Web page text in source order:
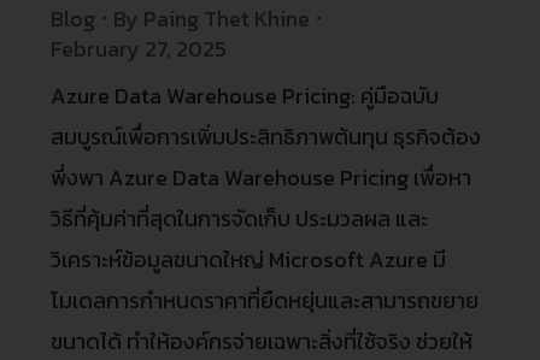
Blog By Paing Thet Khine
February 27, 2025
Azure Data Warehouse Pricing: คู่มือฉบับ
สมบูรณ์เพื่อการเพิ่มประสิทธิภาพต้นทุน ธุรกิจต้อง
พึ่งพา Azure Data Warehouse Pricing เพื่อหา
วิธีที่คุ้มค่าที่สุดในการจัดเก็บ ประมวลผล และ
วิเคราะห์ข้อมูลขนาดใหญ่ Microsoft Azure มี
โมเดลการกำหนดราคาที่ยืดหยุ่นและสามารถขยาย
ขนาดได้ ทำให้องค์กรจ่ายเฉพาะสิ่งที่ใช้จริง ช่วยให้